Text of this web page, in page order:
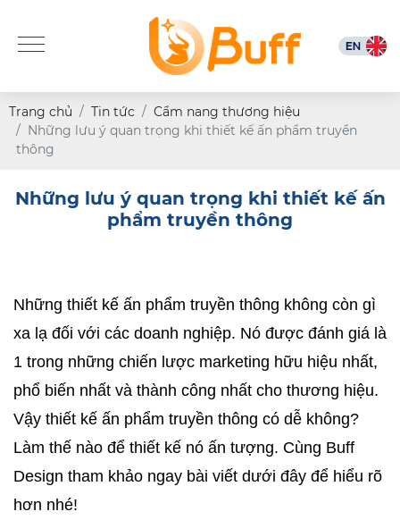
Trang chủ Tin tức
Cẩm nang thương hiệu
Những lưu ý quan trọng khi thiết kế ấn phẩm truyền
thông
Những lưu ý quan trọng khi thiết kế ấn
phẩm truyền thông
Những thiết kế ấn phẩm truyền thông không còn gì
xa lạ đối với các doanh nghiệp. Nó được đánh giá là
1 trong những chiến lược marketing hữu hiệu nhất,
phổ biến nhất và thành công nhất cho thương hiệu.
Vậy thiết kế ấn phẩm truyền thông có dễ không?
Làm thế nào để thiết kế nó ấn tượng. Cùng Buff
Design tham khảo ngay bài viết dưới đây để hiểu rõ
hơn nhé!